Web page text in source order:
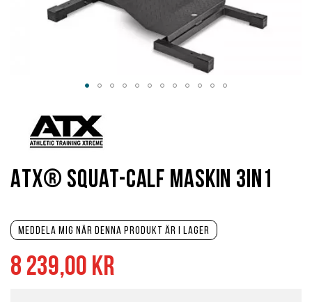
8 239,00 kr
Meddela mig när denna produkt är i lager
ATX® Squat-Calf Maskin 3in1
början
bildgalleriet